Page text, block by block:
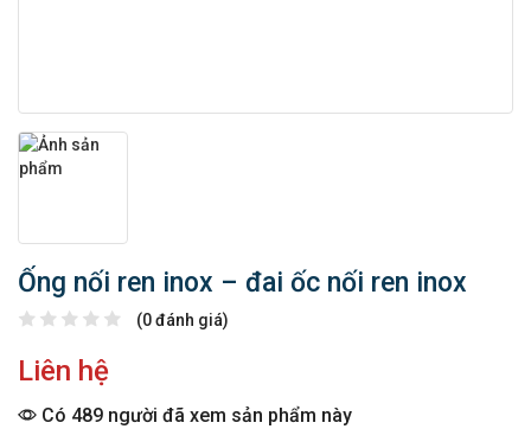
Ống nối ren inox – đai ốc nối ren inox
(0 đánh giá)
Liên hệ
Có 489 người đã xem sản phẩm này